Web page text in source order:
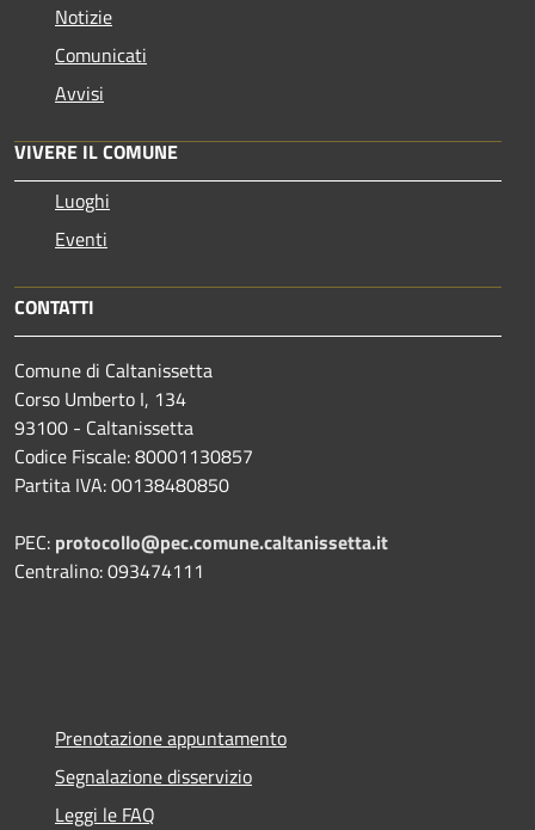
Notizie
Comunicati
Avvisi
VIVERE IL COMUNE
Luoghi
Eventi
CONTATTI
Comune di Caltanissetta
Corso Umberto I, 134
93100 - Caltanissetta
Codice Fiscale: 80001130857
Partita IVA: 00138480850
PEC: protocollo@pec.comune.caltanissetta.it
Centralino: 093474111
Prenotazione appuntamento
Segnalazione disservizio
Leggi le FAQ